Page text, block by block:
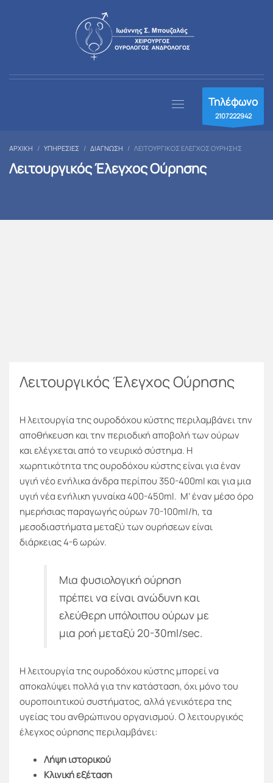
Τηλέφωνο
2107222942
ΑΡΧΙΚΉ ΥΠΗΡΕΣΊΕΣ ΔΙΆΓΝΩΣΗ ΛΕΙΤΟΥΡΓΙΚΌΣ ΈΛΕΓΧΟΣ ΟΎΡΗΣΗΣ
Λειτουργικός Έλεγχος Ούρησης
Λειτουργικός Έλεγχος Ούρησης
Η λειτουργία της ουροδόχου κύστης περιλαμβάνει την
αποθήκευση και την περιοδική αποβολή των ούρων
και ελέγχεται από το νευρικό σύστημα. Η
χωρητικότητα της ουροδόχου κύστης είναι για έναν
υγιή νέο ενήλικα άνδρα περίπου 350-400ml και για μια
υγιή νέα ενήλικη γυναίκα 400-450ml. Μ’ έναν μέσο όρο
ημερήσιας παραγωγής ούρων 70-100ml/h, τα
μεσοδιαστήματα μεταξύ των ουρήσεων είναι
διάρκειας 4-6 ωρών.
Μια φυσιολογική ούρηση
πρέπει να είναι ανώδυνη και
ελεύθερη υπόλοιπου ούρων με
μια ροή μεταξύ 20-30ml/sec.
Η λειτουργία της ουροδόχου κύστης μπορεί να
αποκαλύψει πολλά για την κατάσταση, όχι μόνο του
ουροποιητικού συστήματος, αλλά γενικότερα της
υγείας του ανθρώπινου οργανισμού. Ο λειτουργικός
έλεγχος ούρησης περιλαμβάνει:
Λήψη ιστορικού
Κλινική εξέταση